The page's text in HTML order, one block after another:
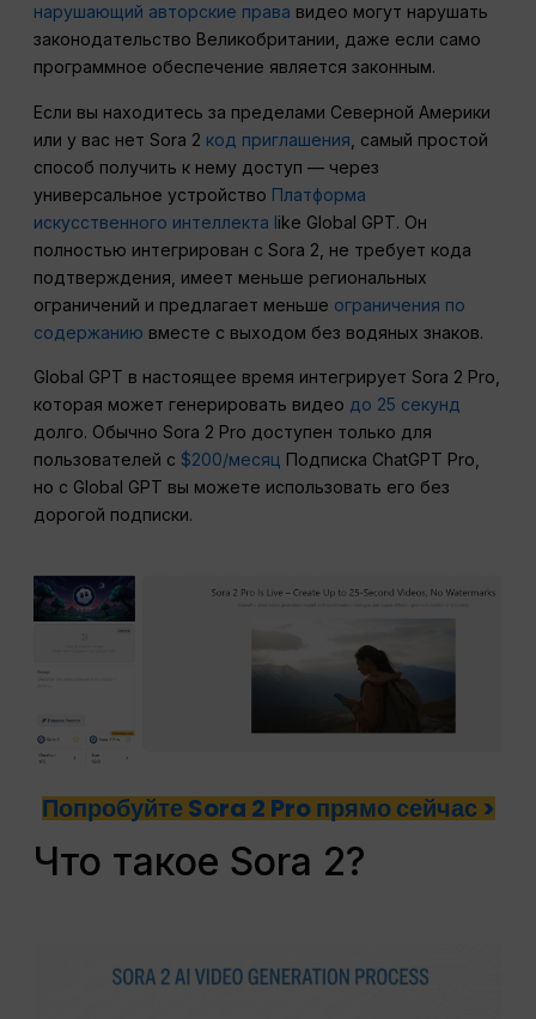
нарушающий авторские права видео могут нарушать
законодательство Великобритании, даже если само
программное обеспечение является законным.
Если вы находитесь за пределами Северной Америки
или у вас нет Sora 2 код приглашения , самый простой
способ получить к нему доступ — через
универсальное устройство Платформа
искусственного интеллекта like Global GPT. Он
полностью интегрирован с Sora 2, не требует кода
подтверждения, имеет меньше региональных
ограничений и предлагает меньше ограничения по
содержанию вместе с выходом без водяных знаков.
Global GPT в настоящее время интегрирует Sora 2 Pro,
которая может генерировать видео до 25 секунд
долго. Обычно Sora 2 Pro доступен только для
пользователей с$200/месяц Подписка ChatGPT Pro,
но с Global GPT вы можете использовать его без
дорогой подписки.
Попробуйте Sora 2 Pro прямо сейчас >
Что такое Sora 2?